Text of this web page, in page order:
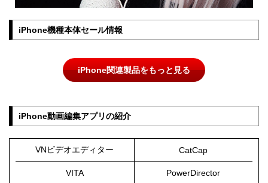
iPhone機種本体セール情報
iPhone関連製品をもっと見る
iPhone動画編集アプリの紹介
VNビデオエディター CatCap
VITA PowerDirector